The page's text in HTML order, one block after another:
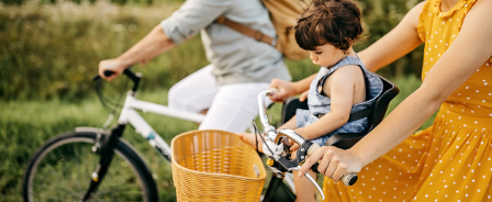
10+ miljoen leden